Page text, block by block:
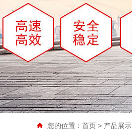
您的位置： 首页 > 产品展示